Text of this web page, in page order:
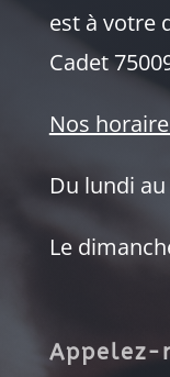
est à votre
Cadet
Nos
Du lundi
Le
Appelez-